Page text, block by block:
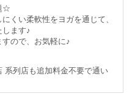
☆
くい柔軟性をヨガを通じて、
ます♪
ので、お気軽に♪
系列店も追加料金不要で通い